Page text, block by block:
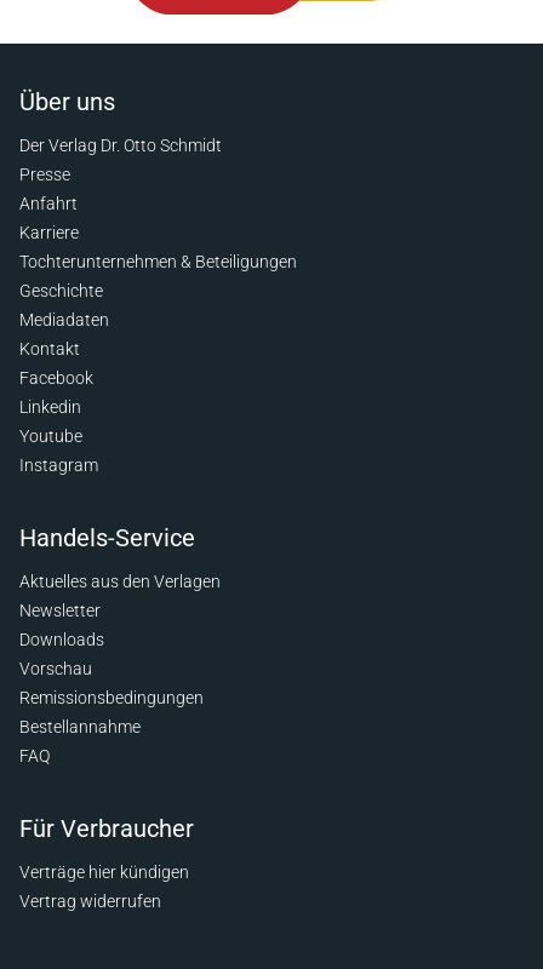
Über uns
Der Verlag Dr. Otto Schmidt
Presse
Anfahrt
Karriere
Tochterunternehmen & Beteiligungen
Geschichte
Mediadaten
Kontakt
Facebook
Linkedin
Youtube
Instagram
Handels-Service
Aktuelles aus den Verlagen
Newsletter
Downloads
Vorschau
Remissionsbedingungen
Bestellannahme
FAQ
Für Verbraucher
Verträge hier kündigen
Vertrag widerrufen